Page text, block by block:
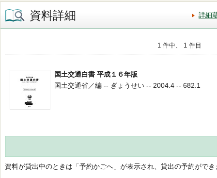
資料詳細 詳細
1 件中、 1 件目
国土交通白書 平成１６年版
国土交通省／編 -- ぎょうせい -- 2004.4 -- 682.1
資料が貸出中のときは「予約かごへ」が表示され、貸出の予約ができ